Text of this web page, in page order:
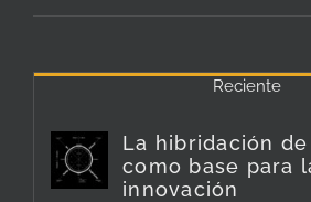
Reciente
La hibridación
como base para
innovación